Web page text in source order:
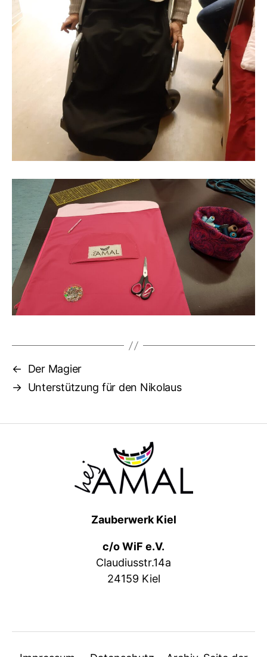
←
Der Magier
→ Unterstützung für den Nikolaus
Zauberwerk Kiel
c/o WiF e.V.
Claudiusstr.14a
24159 Kiel